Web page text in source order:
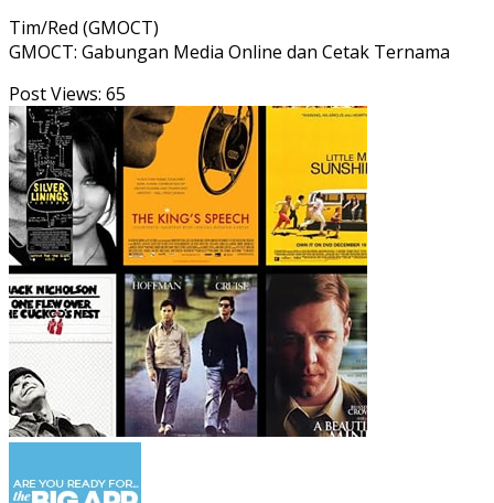
Tim/Red (GMOCT)
GMOCT: Gabungan Media Online dan Cetak Ternama
Post Views: 65